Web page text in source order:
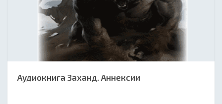
Аудиокнига Заханд. Аннексии